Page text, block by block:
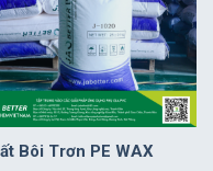
Bôi Trơn PE WAX